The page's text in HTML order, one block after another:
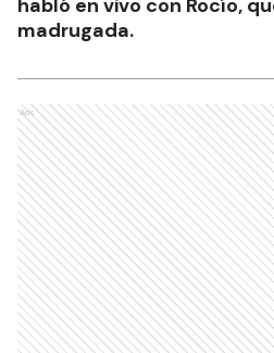
habló en vivo con Rocío,
madrugada.
Ads